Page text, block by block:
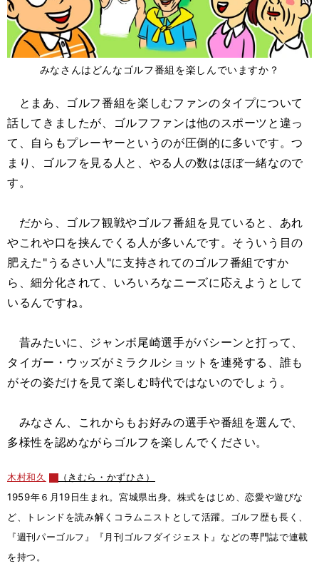
みなさんはどんなゴルフ番組を楽しんでいますか？
とまあ、ゴルフ番組を楽しむファンのタイプについて
話してきましたが、ゴルフファンは他のスポーツと違っ
て、自らもプレーヤーというのが圧倒的に多いです。つ
まり、ゴルフを見る人と、やる人の数はほぼ一緒なので
す。
だから、ゴルフ観戦やゴルフ番組を見ていると、あれ
やこれや口を挟んでくる人が多いんです。そういう目の
肥えた"うるさい人"に支持されてのゴルフ番組ですか
ら、細分化されて、いろいろなニーズに応えようとして
いるんですね。
昔みたいに、ジャンボ尾崎選手がバシーンと打って、
タイガー・ウッズがミラクルショットを連発する、誰も
がその姿だけを見て楽しむ時代ではないのでしょう。
みなさん、これからもお好みの選手や番組を選んで、
多様性を認めながらゴルフを楽しんでください。
木村和久
（きむら・かずひさ）
1959年６月19日生まれ。宮城県出身。株式をはじめ、恋愛や遊びな
ど、トレンドを読み解くコラムニストとして活躍。ゴルフ歴も長く、
『週刊パーゴルフ』『月刊ゴルフダイジェスト』などの専門誌で連載
を持つ。